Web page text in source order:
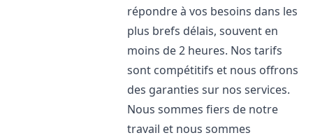
répondre à vos besoins dans les
plus brefs délais, souvent en
moins de 2 heures. Nos tarifs
sont compétitifs et nous offrons
des garanties sur nos services.
Nous sommes fiers de notre
travail et nous sommes